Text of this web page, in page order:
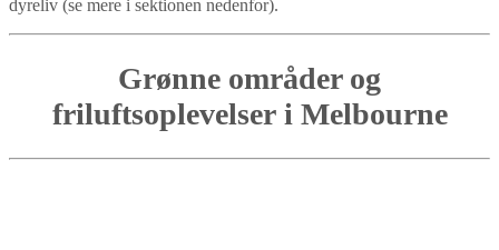
dyreliv (se mere i sektionen nedenfor).
Grønne områder og
friluftsoplevelser i Melbourne